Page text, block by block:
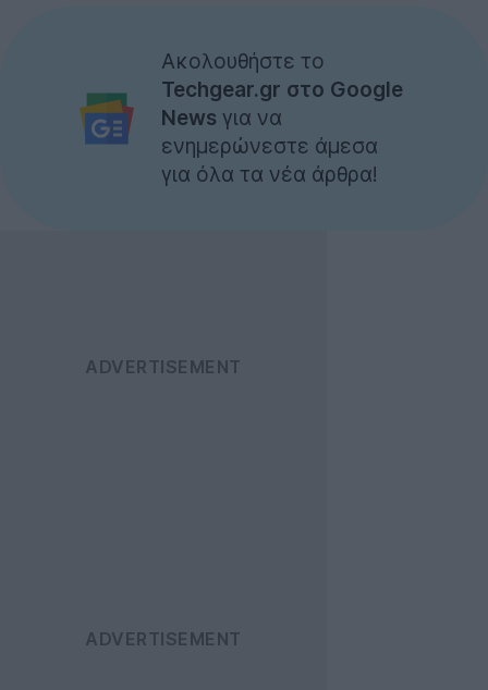
Ακολουθήστε το
Techgear.gr στο Google
News για να
ενημερώνεστε άμεσα
για όλα τα νέα άρθρα!